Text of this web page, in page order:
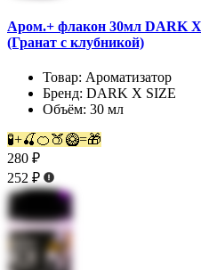
Аром.+ флакон 30мл DARK
(Гранат с клубникой)
Товар: Ароматизатор
Бренд: DARK X SIZE
Объём: 30 мл
🧪+🍒🍊🍑🥝=🎁
280 ₽
252 ₽